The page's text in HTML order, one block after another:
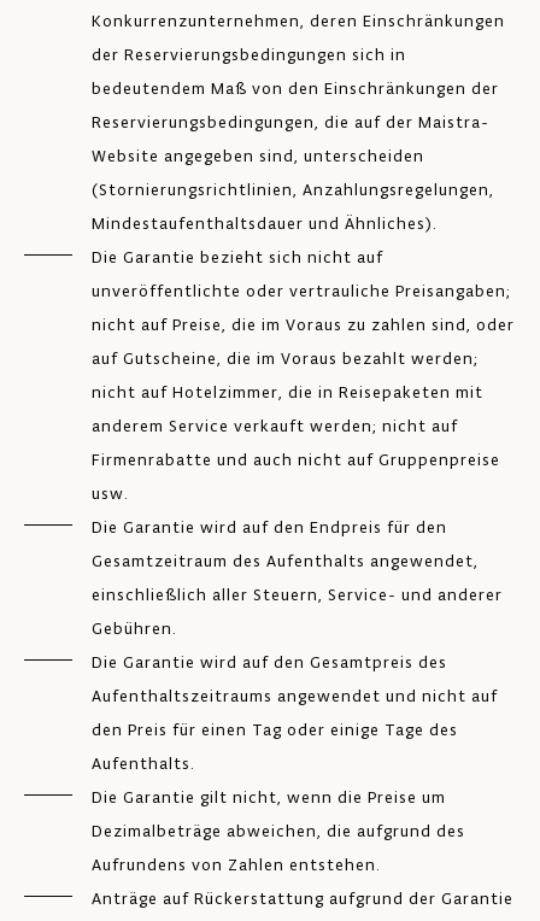
Konkurrenzunternehmen, deren Einschränkungen
der Reservierungsbedingungen sich in
bedeutendem Maß von den Einschränkungen der
Reservierungsbedingungen, die auf der Maistra-
Website angegeben sind, unterscheiden
(Stornierungsrichtlinien, Anzahlungsregelungen,
Mindestaufenthaltsdauer und Ähnliches).
Die Garantie bezieht sich nicht auf
unveröffentlichte oder vertrauliche Preisangaben;
nicht auf Preise, die im Voraus zu zahlen sind, oder
auf Gutscheine, die im Voraus bezahlt werden;
nicht auf Hotelzimmer, die in Reisepaketen mit
anderem Service verkauft werden; nicht auf
Firmenrabatte und auch nicht auf Gruppenpreise
usw.
Die Garantie wird auf den Endpreis für den
Gesamtzeitraum des Aufenthalts angewendet,
einschließlich aller Steuern, Service- und anderer
Gebühren.
Die Garantie wird auf den Gesamtpreis des
Aufenthaltszeitraums angewendet und nicht auf
den Preis für einen Tag oder einige Tage des
Aufenthalts.
Die Garantie gilt nicht, wenn die Preise um
Dezimalbeträge abweichen, die aufgrund des
Aufrundens von Zahlen entstehen.
Anträge auf Rückerstattung aufgrund der Garantie